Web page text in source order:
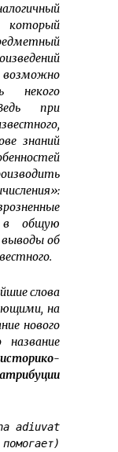
который
некого
при
знаний
общую
об
слова
на
нового
название
историко-
adiuvat